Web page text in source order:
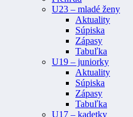
U23 – mladé ženy
Aktuality
Súpiska
Zápasy
Tabuľka
U19 – juniorky
Aktuality
Súpiska
Zápasy
Tabuľka
U17 – kadetky